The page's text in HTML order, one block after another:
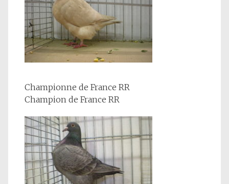
Championne de France RR
Champion de France RR